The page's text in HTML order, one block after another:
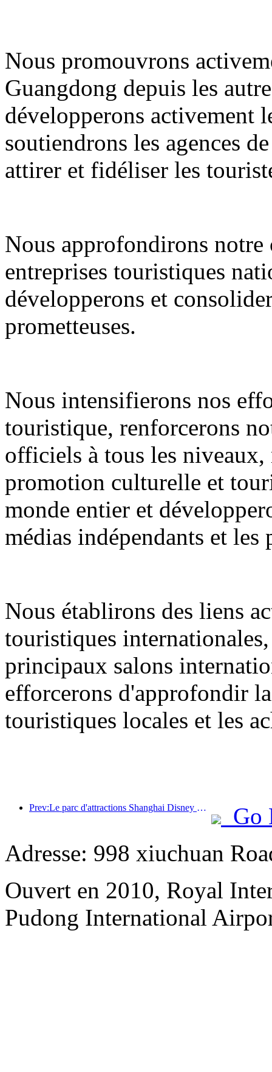
Nous promouvrons
Guangdong depuis les
développerons activement
soutiendrons les agences
attirer et fidéliser les
Nous approfondirons
entreprises touristiques
développerons et
prometteuses.
Nous intensifierons nos
touristique, renforcerons
officiels à tous les niveaux,
promotion culturelle et
monde entier et
médias indépendants et
Nous établirons des liens
touristiques
principaux salons
efforcerons d'approfondir
touristiques locales et les
Prev:Le parc d'attractions Shanghai Disney Resort célèbre son 10e anniversaire et a accueilli à ce jour plus de 100 millions de visiteurs.
Go
Adresse: 998 xiuchuan
Ouvert en 2010, Royal
Pudong International